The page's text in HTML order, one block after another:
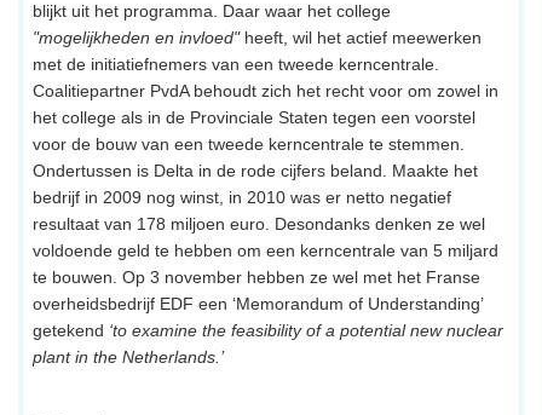
blijkt uit het programma. Daar waar het college
"mogelijkheden en invloed"heeft, wil het actief meewerken
met de initiatiefnemers van een tweede kerncentrale.
Coalitiepartner PvdA behoudt zich het recht voor om zowel in
het college als in de Provinciale Staten tegen een voorstel
voor de bouw van een tweede kerncentrale te stemmen.
Ondertussen is Delta in de rode cijfers beland. Maakte het
bedrijf in 2009 nog winst, in 2010 was er netto negatief
resultaat van 178 miljoen euro. Desondanks denken ze wel
voldoende geld te hebben om een kerncentrale van 5 miljard
te bouwen. Op 3 november hebben ze wel met het Franse
overheidsbedrijf EDF een ‘Memorandum of Understanding’
getekend ‘to examine the feasibility of a potential new nuclear
plant in the Netherlands.’